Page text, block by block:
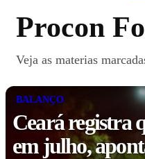
Procon
Veja as materias
BALANÇO
Ceará registra
em julho,